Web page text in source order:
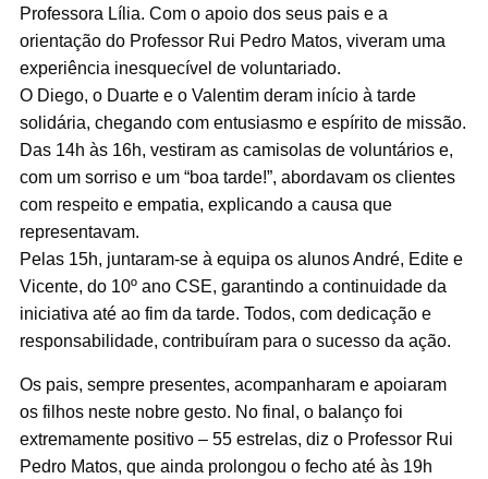
Professora Lília. Com o apoio dos seus pais e a
orientação do Professor Rui Pedro Matos, viveram uma
experiência inesquecível de voluntariado.
O Diego, o Duarte e o Valentim deram início à tarde
solidária, chegando com entusiasmo e espírito de missão.
Das 14h às 16h, vestiram as camisolas de voluntários e,
com um sorriso e um “boa tarde!”, abordavam os clientes
com respeito e empatia, explicando a causa que
representavam.
Pelas 15h, juntaram-se à equipa os alunos André, Edite e
Vicente, do 10º ano CSE, garantindo a continuidade da
iniciativa até ao fim da tarde. Todos, com dedicação e
responsabilidade, contribuíram para o sucesso da ação.
Os pais, sempre presentes, acompanharam e apoiaram
os filhos neste nobre gesto. No final, o balanço foi
extremamente positivo – 55 estrelas, diz o Professor Rui
Pedro Matos, que ainda prolongou o fecho até às 19h